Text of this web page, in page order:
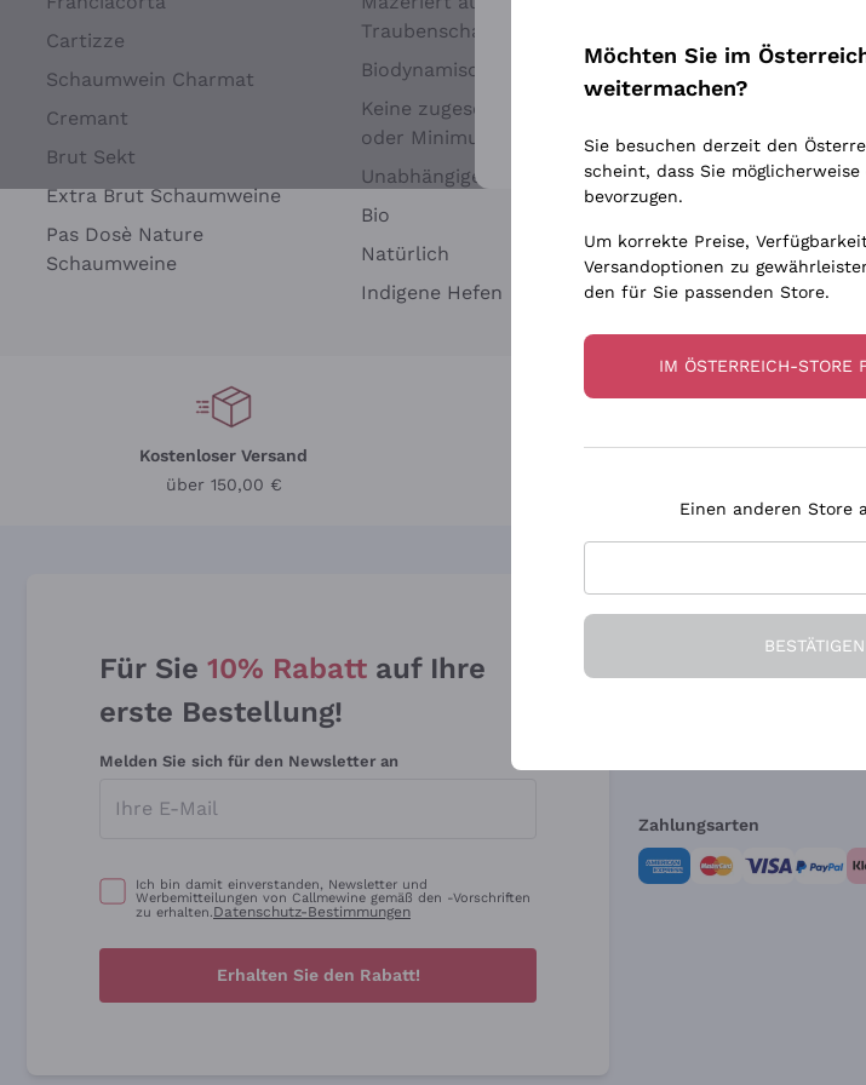
Cartizze
Schaumwein Charmat
Cremant
Brut Sekt
Extra Brut Schaumweine
Pas Dosè Nature
Schaumweine
Traubenschalen
Biodynamisch
Keine zugesetzten Sulfite
oder Minimum
Unabhängige Weinbauern
Bio
Natürlich
Indigene Hefen
Occhipinti Arianna
Biondi Santi
Argiolas
Zenato
Ca' dei Frati
Kostenloser Versand
über 150,00 €
Für Sie 10% Rabatt auf Ihre
erste Bestellung!
Melden Sie sich für den Newsletter an
Ich bin damit einverstanden, Newsletter und
Werbemitteilungen von Callmewine gemäß den -Vorschriften
zu erhalten.Datenschutz-Bestimmungen
Erhalten Sie den Rabatt!
Die Firma
Zahlungsarten
Weitere Informationen finden Sie in unserem
Möchten Sie im
weitermachen?
Sie besuchen derzeit den
scheint, dass Sie
bevorzugen.
Um korrekte Preise,
Versandoptionen zu
den für Sie passenden Store.
IM ÖSTERREICH-STORE
Einen anderen Store
BESTÄTIGEN